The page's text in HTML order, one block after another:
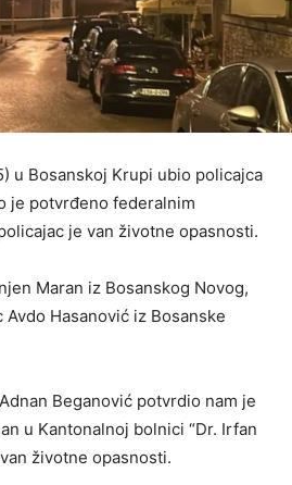
u Bosanskoj Krupi ubio policajca
je potvrđeno federalnim
je van životne opasnosti.
Maran iz Bosanskog Novog,
Hasanović iz Bosanske
Beganović potvrdio nam je
u Kantonalnoj bolnici “Dr. Irfan
životne opasnosti.